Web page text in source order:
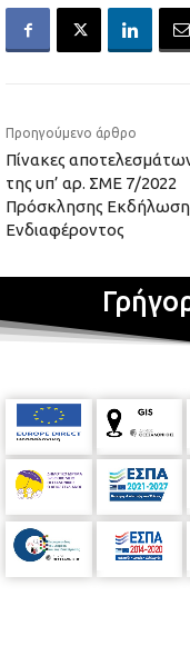
Προηγούμενο άρθρο
Πίνακες
της υπ’ αρ. ΣΜΕ 7/2022
Πρόσκλησης
Ενδιαφέροντος